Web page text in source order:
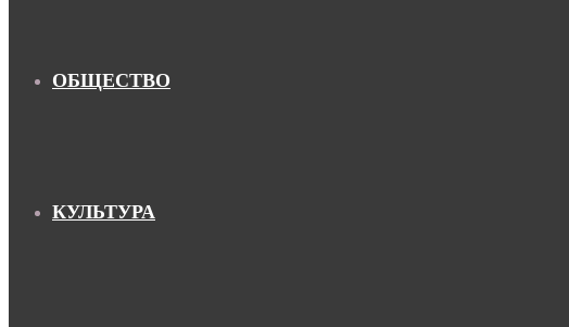
ОБЩЕСТВО
КУЛЬТУРА